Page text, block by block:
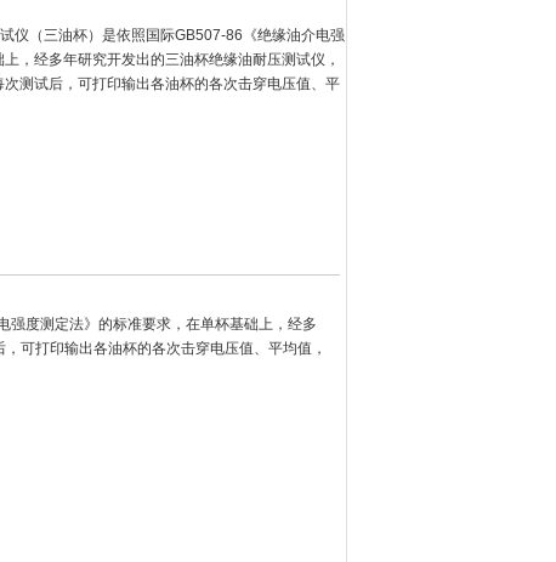
仪（三油杯）是依照国际GB507-86《绝缘油介电强
，经多年研究开发出的三油杯绝缘油耐压测试仪，
测试后，可打印输出各油杯的各次击穿电压值、平
度测定法》的标准要求，在单杯基础上，经多
可打印输出各油杯的各次击穿电压值、平均值，